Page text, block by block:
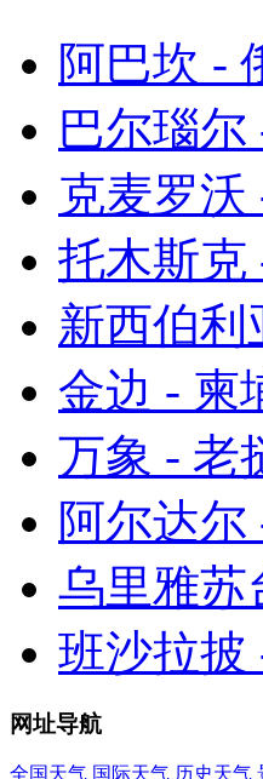
阿巴坎 -
巴尔瑙尔
克麦罗沃
托木斯克
新西伯利
金边 - 柬
万象 - 老
阿尔达尔
乌里雅苏
班沙拉披
网址导航
全国天气 国际天气 历史天气